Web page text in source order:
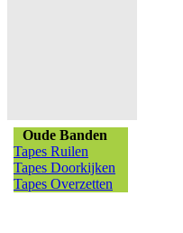
Oude Banden
Tapes Ruilen
Tapes Doorkijken
Tapes Overzetten